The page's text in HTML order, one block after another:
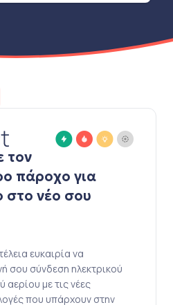
τον
πάροχο για
στο νέο σου
ευκαιρία να
σου σύνδεση ηλεκτρικού
αερίου με τις νέες
που υπάρχουν στην